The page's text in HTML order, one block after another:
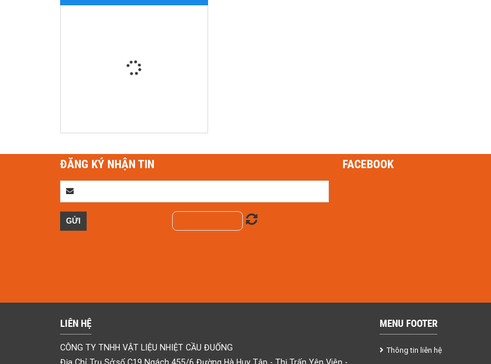
ĐĂNG KÝ NHẬN TIN FACEBOOK
LIÊN HỆ
CÔNG TY TNHH VẬT LIỆU NHIỆT CẦU ĐUỐNG
MENU FOOTER
Thông tin liên hệ